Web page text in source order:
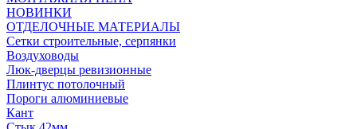
НОВИНКИ
ОТДЕЛОЧНЫЕ МАТЕРИАЛЫ
Сетки строительные, серпянки
Воздуховоды
Люк-дверцы ревизионные
Плинтус потолочный
Пороги алюминиевые
Кант